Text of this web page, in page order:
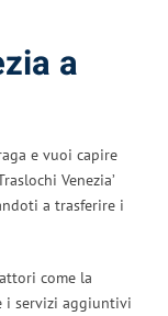
a
e vuoi capire
Venezia’
a trasferire i
come la
i servizi aggiuntivi